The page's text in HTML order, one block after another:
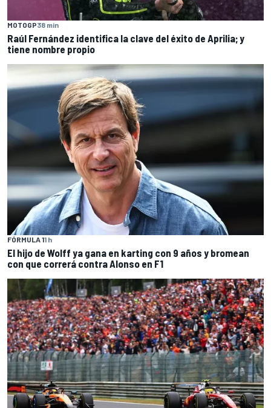
MOTOGP38 min
Raúl Fernández identifica la clave del éxito de Aprilia; y
tiene nombre propio
FÓRMULA 11 h
El hijo de Wolff ya gana en karting con 9 años y bromean
con que correrá contra Alonso en F1